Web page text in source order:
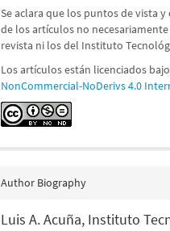
Se aclara que los puntos de vista
de los artículos no
revista ni los del Instituto
Los artículos están licenciados
NonCommercial-NoDerivs 4.0
Author Biography
Luis A. Acuña, Instituto